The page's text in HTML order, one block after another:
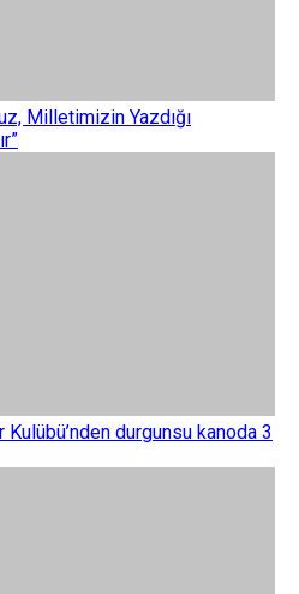
Milletimizin Yazdığı
Kulübü’nden durgunsu kanoda 3